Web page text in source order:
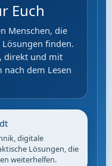
Euch
Menschen, die
finden.
direkt und mit
nach dem Lesen
digitale
Lösungen, die
weiterhelfen.